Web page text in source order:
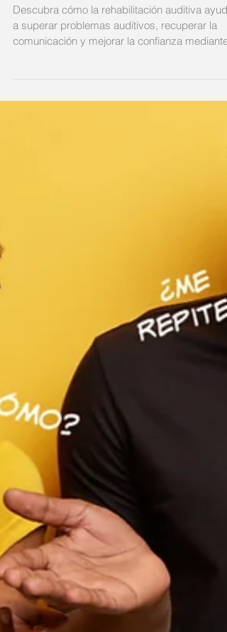
confianza | Audinsa
Descubra cómo la rehabilitación auditiva ayuda